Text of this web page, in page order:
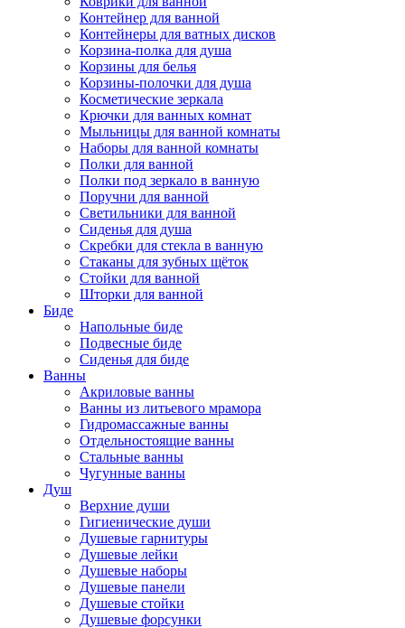
Контейнер для ванной
Контейнеры для ватных дисков
Корзина-полка для душа
Корзины для белья
Корзины-полочки для душа
Косметические зеркала
Крючки для ванных комнат
Мыльницы для ванной комнаты
Наборы для ванной комнаты
Полки для ванной
Полки под зеркало в ванную
Поручни для ванной
Светильники для ванной
Сиденья для душа
Скребки для стекла в ванную
Стаканы для зубных щёток
Стойки для ванной
Шторки для ванной
Биде
Напольные биде
Подвесные биде
Сиденья для биде
Ванны
Акриловые ванны
Ванны из литьевого мрамора
Гидромассажные ванны
Отдельностоящие ванны
Стальные ванны
Чугунные ванны
Душ
Верхние души
Гигиенические души
Душевые гарнитуры
Душевые лейки
Душевые наборы
Душевые панели
Душевые стойки
Душевые форсунки